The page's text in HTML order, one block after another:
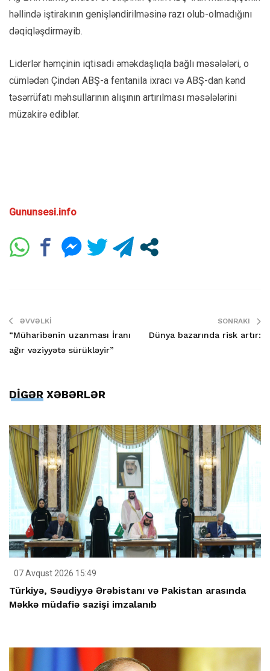
həllində iştirakının genişləndirilməsinə razı olub-olmadığını
dəqiqləşdirməyib.
Liderlər həmçinin iqtisadi əməkdaşlıqla bağlı məsələləri, o
cümlədən Çindən ABŞ-a fentanila ixracı və ABŞ-dan kənd
təsərrüfatı məhsullarının alışının artırılması məsələlərini
müzakirə ediblər.
Gununsesi.info
ƏVVƏLKI
“Müharibənin uzanması İranı
ağır vəziyyətə sürükləyir”
SONRAKI
Dünya bazarında risk artır:
DİGƏR XƏBƏRLƏR
07 Avqust 2026 15:49
Türkiyə, Səudiyyə Ərəbistanı və Pakistan arasında
Məkkə müdafiə sazişi imzalanıb